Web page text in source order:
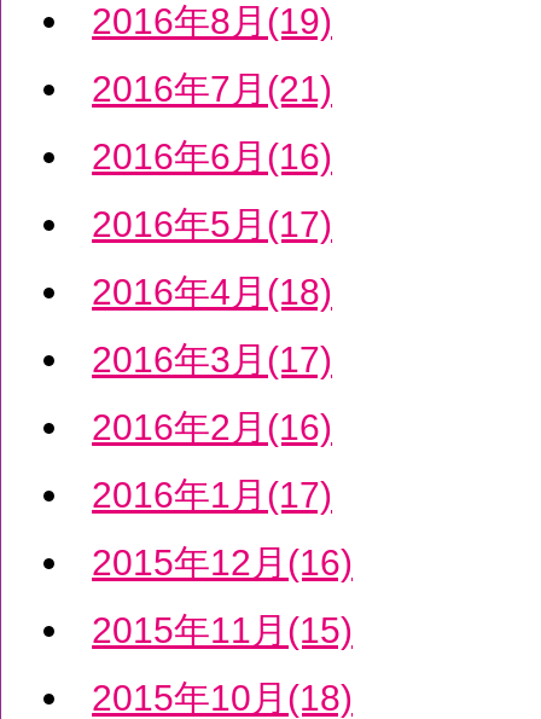
2016年8月(19)
2016年7月(21)
2016年6月(16)
2016年5月(17)
2016年4月(18)
2016年3月(17)
2016年2月(16)
2016年1月(17)
2015年12月(16)
2015年11月(15)
2015年10月(18)